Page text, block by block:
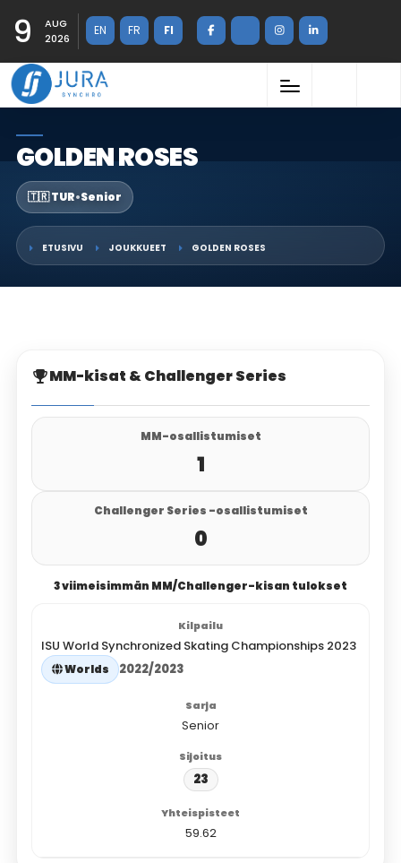
9
AUG
2026
EN FR FI
GOLDEN ROSES
🇹🇷 TUR•Senior
ETUSIVU JOUKKUEET GOLDEN ROSES
MM-kisat & Challenger Series
MM-osallistumiset
1
Challenger Series -osallistumiset
0
3 viimeisimmän MM/Challenger-kisan tulokset
ISU World Synchronized Skating Championships 2023
Worlds 2022/2023
Senior
23
59.62